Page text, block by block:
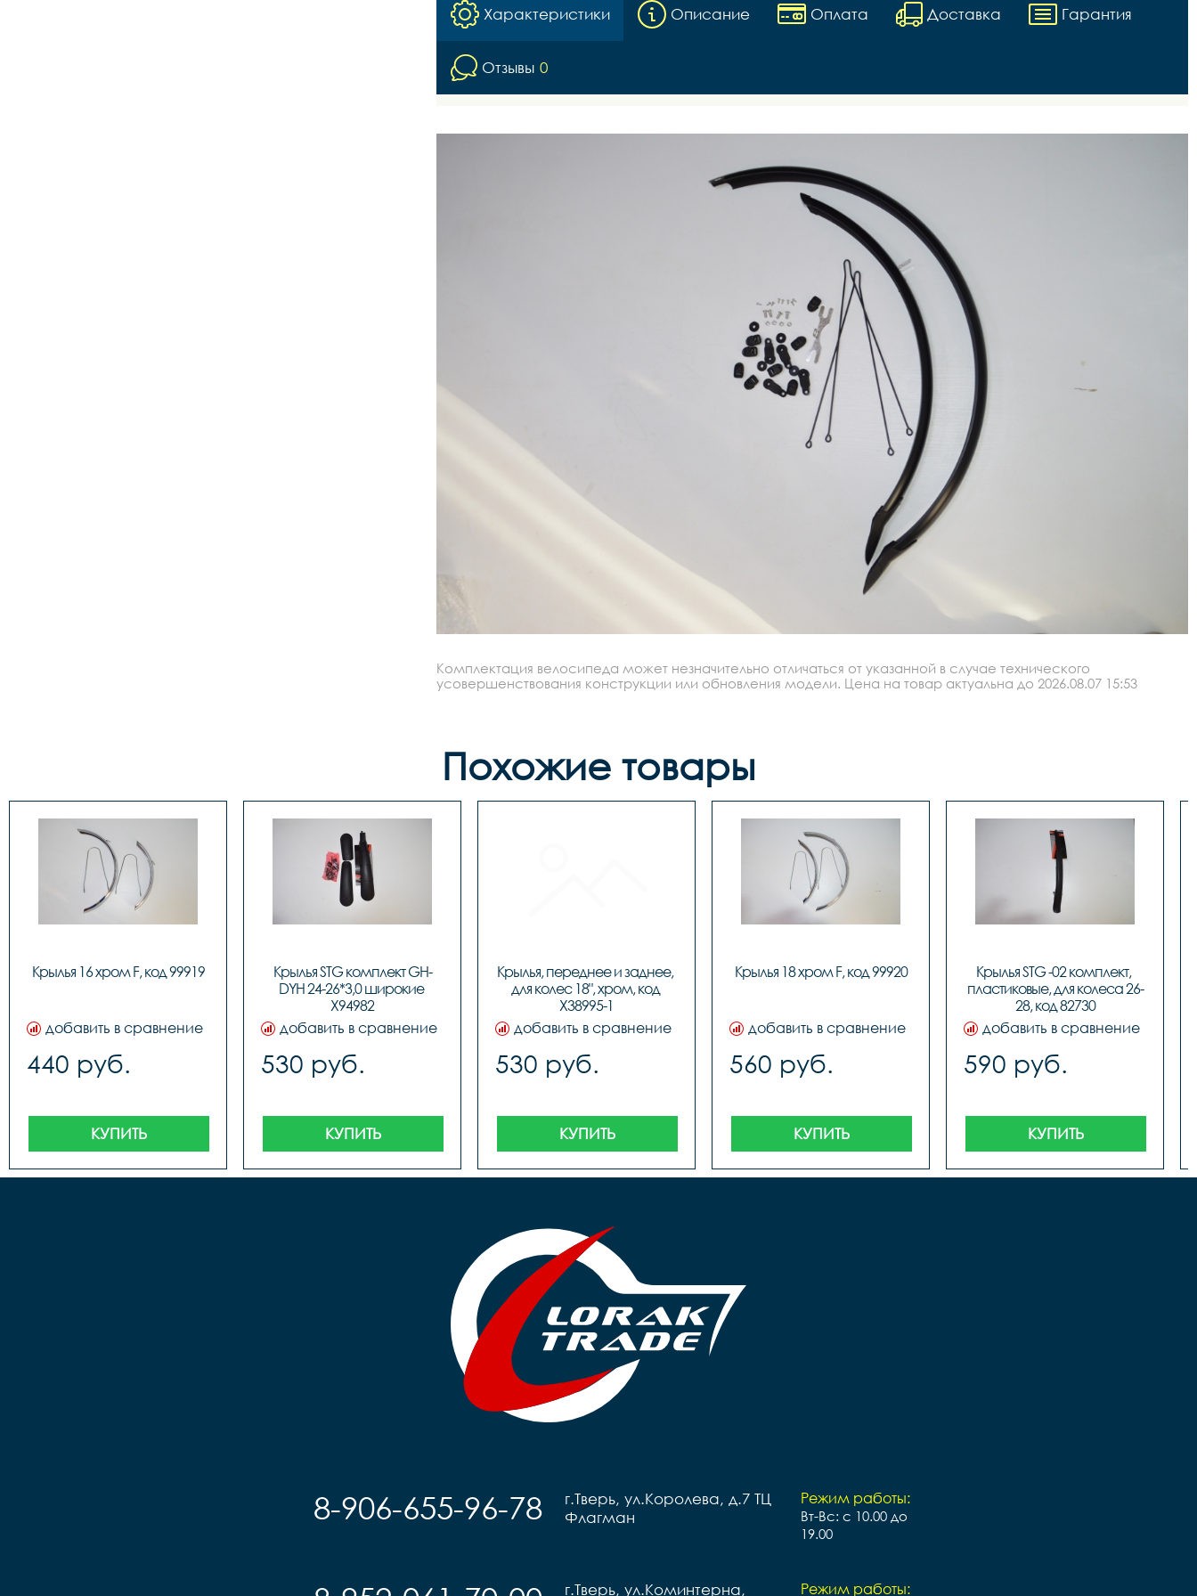
Характеристики Описание Оплата Доставка Гарантия
Отзывы 0
Комплектация велосипеда может незначительно отличаться от указанной в случае технического
усовершенствования конструкции или обновления модели. Цена на товар актуальна до 2026.08.07 15:53
Похожие товары
Крылья 16 хром F, код 99919
добавить в сравнение
440 руб.
КУПИТЬ
Крылья STG комплект GH-
DYH 24-26*3,0 широкие
X94982
добавить в сравнение
530 руб.
КУПИТЬ
Крылья, переднее и заднее,
для колес 18", хром, код
Х38995-1
добавить в сравнение
530 руб.
КУПИТЬ
Крылья 18 хром F, код 99920
добавить в сравнение
560 руб.
КУПИТЬ
Крылья STG -02 комплект,
пластиковые, для колеса 26-
28, код 82730
добавить в сравнение
590 руб.
КУПИТЬ
Режим работы:
Вт-Вс: с 10.00 до
19.00
г.Тверь, ул.Королева, д.7 ТЦ
Флагман
8-906-655-96-78
Режим работы:
г.Тверь, ул.Коминтерна,